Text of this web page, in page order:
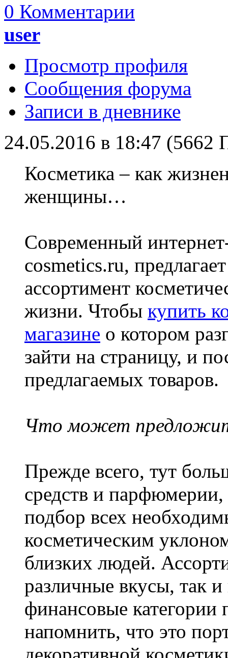
0 Комментарии
user
Просмотр профиля
Сообщения форума
Записи в дневнике
24.05.2016 в 18:47 (5662
Косметика – как
женщины…
Современный
cosmetics.ru,
ассортимент
жизни. Чтобы купить
магазине о котором
зайти на страницу, и
предлагаемых товаров.
Что может
Прежде всего, тут
средств и
подбор всех
косметическим
близких людей.
различные вкусы, так
финансовые категории
напомнить, что это